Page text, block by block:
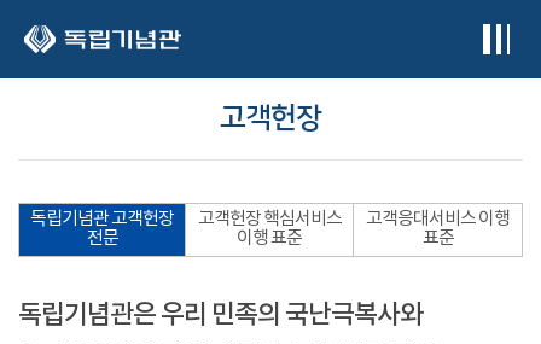
고객헌장
독립기념관 고객헌장
전문
고객헌장 핵심서비스
이행 표준
고객응대서비스 이행
표준
독립기념관은 우리 민족의 국난극복사와